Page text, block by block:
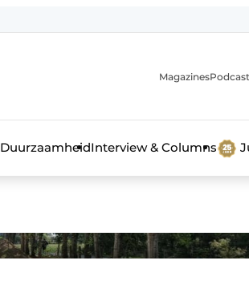
Magazines
DuurzaamheidInterview & Columns